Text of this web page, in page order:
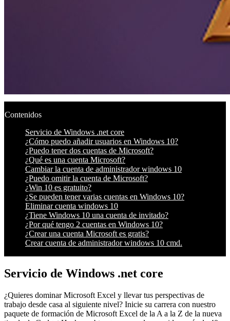
Contenidos
Servicio de Windows .net core
¿Cómo puedo añadir usuarios en Windows 10?
¿Puedo tener dos cuentas de Microsoft?
¿Qué es una cuenta Microsoft?
Cambiar la cuenta de administrador windows 10
¿Puedo omitir la cuenta de Microsoft?
¿Win 10 es gratuito?
¿Se pueden tener varias cuentas en Windows 10?
Eliminar cuenta windows 10
¿Tiene Windows 10 una cuenta de invitado?
¿Por qué tengo 2 cuentas en Windows 10?
¿Crear una cuenta Microsoft es gratis?
Crear cuenta de administrador windows 10 cmd.
Servicio de Windows .net core
¿Quieres dominar Microsoft Excel y llevar tus perspectivas de
trabajo desde casa al siguiente nivel? Inicie su carrera con nuestro
paquete de formación de Microsoft Excel de la A a la Z de la nueva